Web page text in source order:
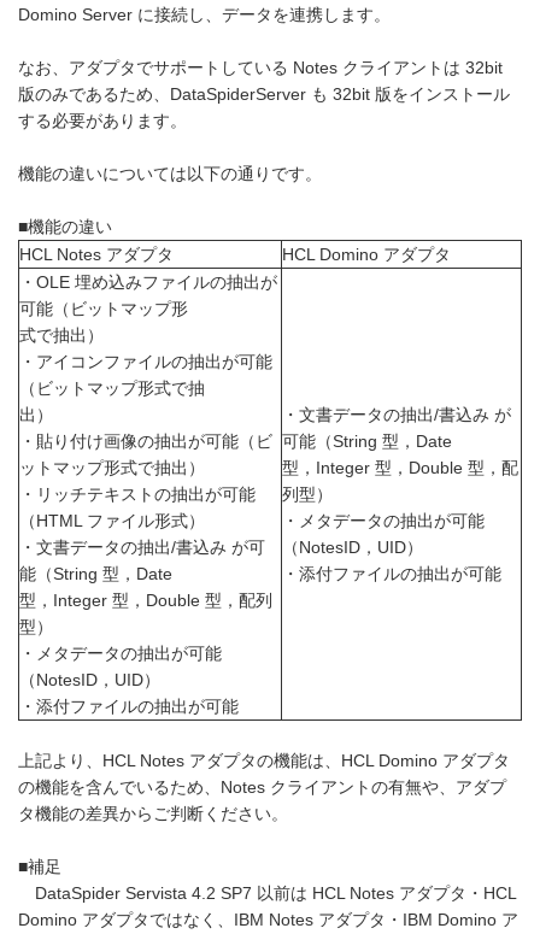
Domino Server に接続し、データを連携します。
なお、アダプタでサポートしている Notes クライアントは 32bit
版のみであるため、DataSpiderServer も 32bit 版をインストール
する必要があります。
機能の違いについては以下の通りです。
■機能の違い
HCL Notes アダプタ
HCL Domino アダプタ
・OLE 埋め込みファイルの抽出が
可能（ビットマップ形
式で抽出）
・アイコンファイルの抽出が可能
（ビットマップ形式で抽
出）
・貼り付け画像の抽出が可能（ビ
ットマップ形式で抽出）
・リッチテキストの抽出が可能
（HTML ファイル形式）
・文書データの抽出/書込み が可
能（String 型，Date
型，Integer 型，Double 型，配列
型）
・メタデータの抽出が可能
（NotesID，UID）
・添付ファイルの抽出が可能
・文書データの抽出/書込み が
可能（String 型，Date
型，Integer 型，Double 型，配
列型）
・メタデータの抽出が可能
（NotesID，UID）
・添付ファイルの抽出が可能
上記より、HCL Notes アダプタの機能は、HCL Domino アダプタ
の機能を含んでいるため、Notes クライアントの有無や、アダプ
タ機能の差異からご判断ください。
■補足
DataSpider Servista 4.2 SP7 以前は HCL Notes アダプタ・HCL
Domino アダプタではなく、IBM Notes アダプタ・IBM Domino ア